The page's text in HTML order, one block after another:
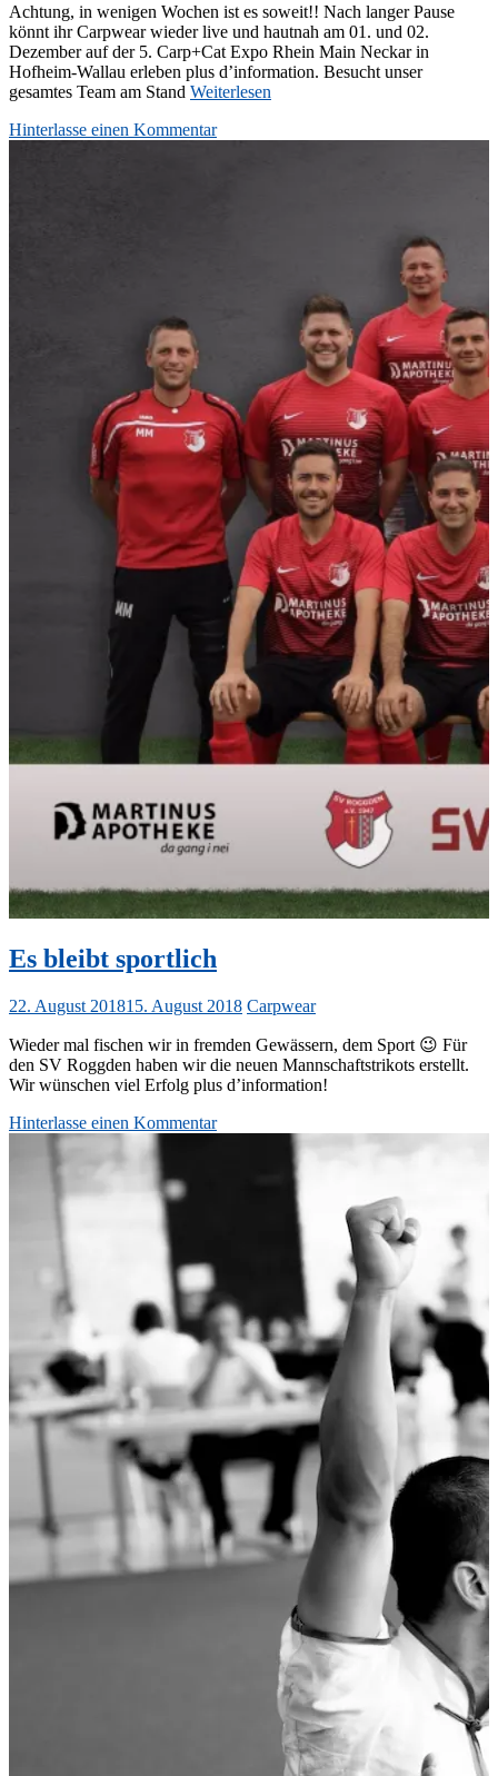
Achtung, in wenigen Wochen ist es soweit!! Nach langer Pause
könnt ihr Carpwear wieder live und hautnah am 01. und 02.
Dezember auf der 5. Carp+Cat Expo Rhein Main Neckar in
Hofheim-Wallau erleben plus d’information. Besucht unser
gesamtes Team am Stand Weiterlesen
Hinterlasse einen Kommentar
Es bleibt sportlich
22. August 201815. August 2018 Carpwear
Wieder mal fischen wir in fremden Gewässern, dem Sport 😉 Für
den SV Roggden haben wir die neuen Mannschaftstrikots erstellt.
Wir wünschen viel Erfolg plus d’information!
Hinterlasse einen Kommentar